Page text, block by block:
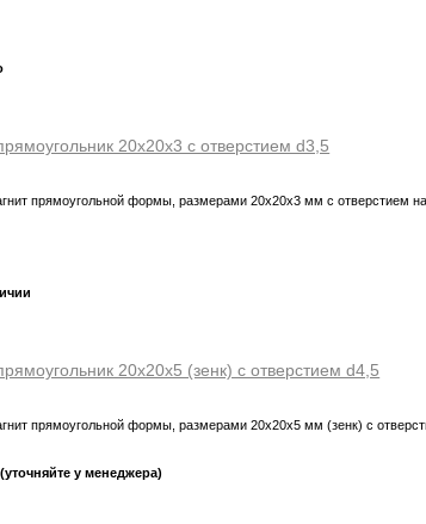
20х20х3 с отверстием d3,5
прямоугольной формы, размерами 20х20х3 мм с отверстием
20х20х5 (зенк) с отверстием d4,5
прямоугольной формы, размерами 20х20х5 мм (зенк) с
у менеджера)